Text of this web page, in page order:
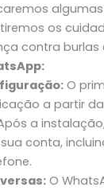
os
contra burlas
O
a partir
a
conta,
O